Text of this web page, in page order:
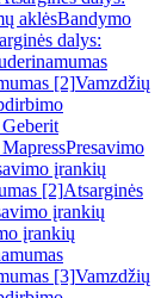
aklėsBandymo
dalys:
[2]Vamzdžių
Presavimo
įrankių
[2]Atsarginės
įrankių
įrankių
[3]Vamzdžių